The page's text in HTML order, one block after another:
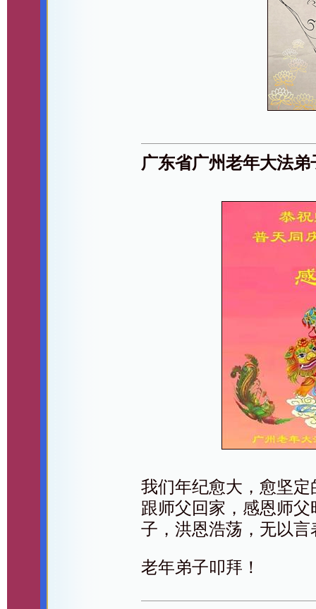
广东省广州老年大法
我们年纪愈大，愈坚
跟师父回家，感恩师
子，洪恩浩荡，无以
老年弟子叩拜！